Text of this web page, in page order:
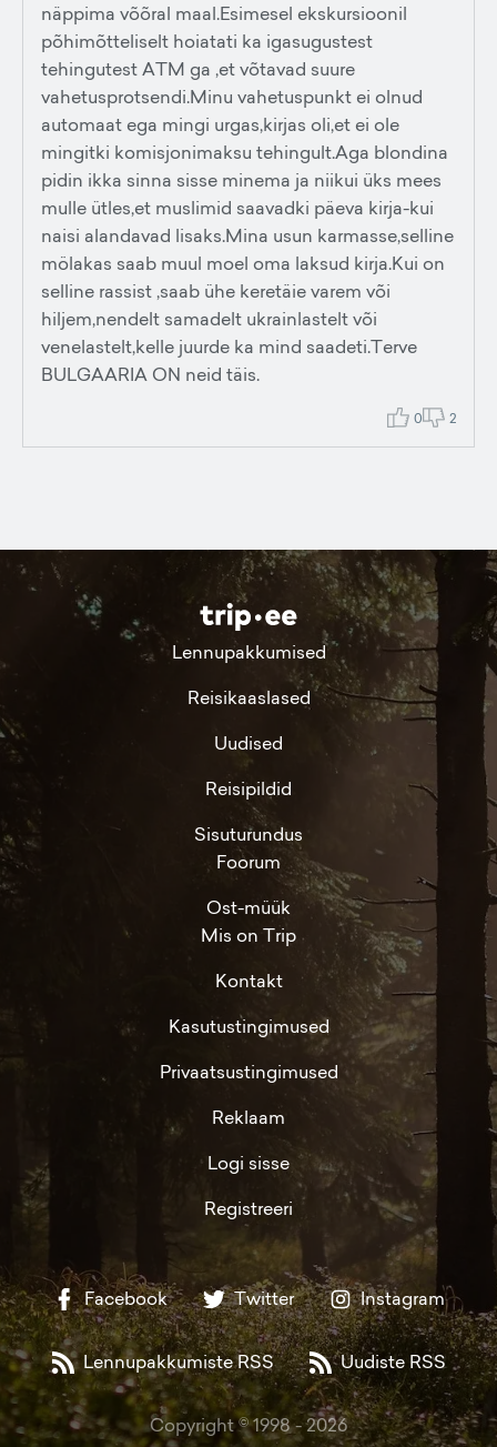
näppima võõral maal.Esimesel ekskursioonil
põhimõtteliselt hoiatati ka igasugustest
tehingutest ATM ga ,et võtavad suure
vahetusprotsendi.Minu vahetuspunkt ei olnud
automaat ega mingi urgas,kirjas oli,et ei ole
mingitki komisjonimaksu tehingult.Aga blondina
pidin ikka sinna sisse minema ja niikui üks mees
mulle ütles,et muslimid saavadki päeva kirja-kui
naisi alandavad lisaks.Mina usun karmasse,selline
mölakas saab muul moel oma laksud kirja.Kui on
selline rassist ,saab ühe keretäie varem või
hiljem,nendelt samadelt ukrainlastelt või
venelastelt,kelle juurde ka mind saadeti.Terve
BULGAARIA ON neid täis.
0 2
Lennupakkumised
Reisikaaslased
Uudised
Reisipildid
Sisuturundus
Foorum
Ost-müük
Mis on Trip
Kontakt
Kasutustingimused
Privaatsustingimused
Reklaam
Logi sisse
Registreeri
Facebook Twitter Instagram
Lennupakkumiste RSS Uudiste RSS
Copyright © 1998 -2026